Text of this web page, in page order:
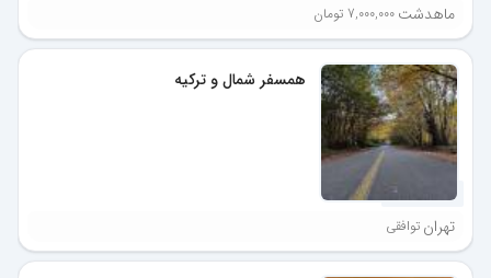
ماهدشت 7,000,000 تومان
همسفر شمال و ترکیه
تهران توافقی